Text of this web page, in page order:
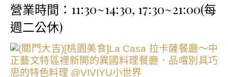
營業時間：11:30~14:30, 17:30~21:00(每
週二公休)